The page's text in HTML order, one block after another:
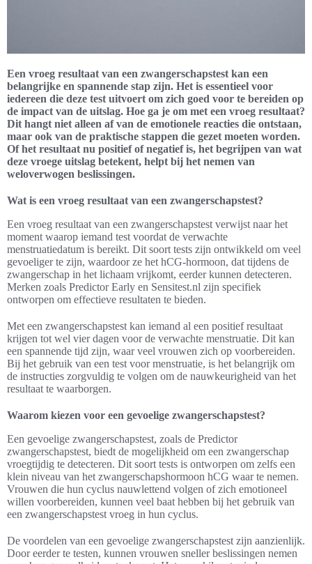
Een vroeg resultaat van een zwangerschapstest kan een
belangrijke en spannende stap zijn. Het is essentieel voor
iedereen die deze test uitvoert om zich goed voor te bereiden op
de impact van de uitslag. Hoe ga je om met een vroeg resultaat?
Dit hangt niet alleen af van de emotionele reacties die ontstaan,
maar ook van de praktische stappen die gezet moeten worden.
Of het resultaat nu positief of negatief is, het begrijpen van wat
deze vroege uitslag betekent, helpt bij het nemen van
weloverwogen beslissingen.
Wat is een vroeg resultaat van een zwangerschapstest?
Een vroeg resultaat van een zwangerschapstest verwijst naar het
moment waarop iemand test voordat de verwachte
menstruatiedatum is bereikt. Dit soort tests zijn ontwikkeld om veel
gevoeliger te zijn, waardoor ze het hCG-hormoon, dat tijdens de
zwangerschap in het lichaam vrijkomt, eerder kunnen detecteren.
Merken zoals Predictor Early en Sensitest.nl zijn specifiek
ontworpen om effectieve resultaten te bieden.
Met een zwangerschapstest kan iemand al een positief resultaat
krijgen tot wel vier dagen voor de verwachte menstruatie. Dit kan
een spannende tijd zijn, waar veel vrouwen zich op voorbereiden.
Bij het gebruik van een test voor menstruatie, is het belangrijk om
de instructies zorgvuldig te volgen om de nauwkeurigheid van het
resultaat te waarborgen.
Waarom kiezen voor een gevoelige zwangerschapstest?
Een gevoelige zwangerschapstest, zoals de Predictor
zwangerschapstest, biedt de mogelijkheid om een zwangerschap
vroegtijdig te detecteren. Dit soort tests is ontworpen om zelfs een
klein niveau van het zwangerschapshormoon hCG waar te nemen.
Vrouwen die hun cyclus nauwlettend volgen of zich emotioneel
willen voorbereiden, kunnen veel baat hebben bij het gebruik van
een zwangerschapstest vroeg in hun cyclus.
De voordelen van een gevoelige zwangerschapstest zijn aanzienlijk.
Door eerder te testen, kunnen vrouwen sneller beslissingen nemen